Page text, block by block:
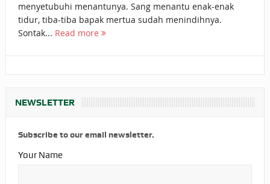
menyetubuhi menantunya. Sang menantu enak-enak
tidur, tiba-tiba bapak mertua sudah menindihnya.
Sontak... Read more
NEWSLETTER
Subscribe to our email newsletter.
Your Name